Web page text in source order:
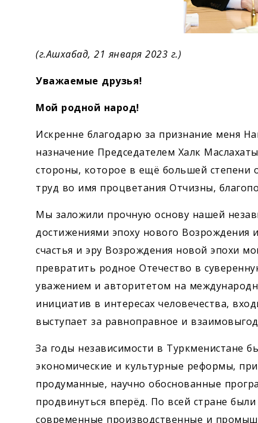
(г.Ашхабад, 21 января 2023 г.)
Уважаемые друзья!
Мой родной народ!
Искренне благодарю за признание меня
назначение Председателем Халк
стороны, которое в ещё большей степени
труд во имя процветания Отчизны,
Мы заложили прочную основу нашей
достижениями эпоху нового Возрождения
счастья и эру Возрождения новой эпохи
превратить родное Отечество в
уважением и авторитетом на
инициатив в интересах человечества,
выступает за равноправное и
За годы независимости в Туркменистане
экономические и культурные реформы,
продуманные, научно обоснованные
продвинуться вперёд. По всей стране
современные производственные и